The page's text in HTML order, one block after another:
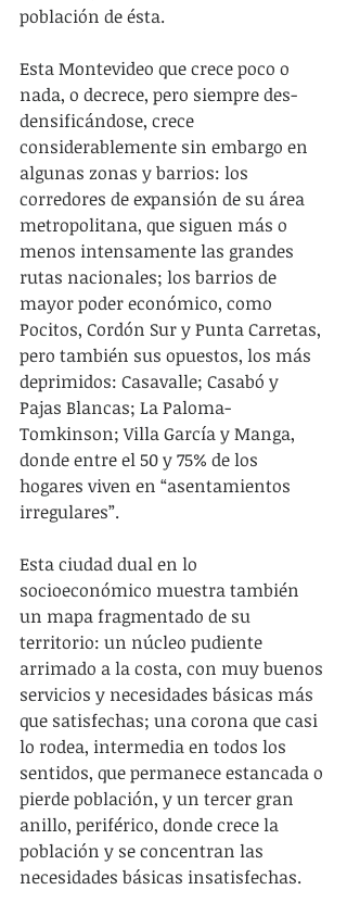
población de ésta.
Esta Montevideo que crece poco o
nada, o decrece, pero siempre des-
densificándose, crece
considerablemente sin embargo en
algunas zonas y barrios: los
corredores de expansión de su área
metropolitana, que siguen más o
menos intensamente las grandes
rutas nacionales; los barrios de
mayor poder económico, como
Pocitos, Cordón Sur y Punta Carretas,
pero también sus opuestos, los más
deprimidos: Casavalle; Casabó y
Pajas Blancas; La Paloma-
Tomkinson; Villa García y Manga,
donde entre el 50 y 75% de los
hogares viven en “asentamientos
irregulares”.
Esta ciudad dual en lo
socioeconómico muestra también
un mapa fragmentado de su
territorio: un núcleo pudiente
arrimado a la costa, con muy buenos
servicios y necesidades básicas más
que satisfechas; una corona que casi
lo rodea, intermedia en todos los
sentidos, que permanece estancada o
pierde población, y un tercer gran
anillo, periférico, donde crece la
población y se concentran las
necesidades básicas insatisfechas.